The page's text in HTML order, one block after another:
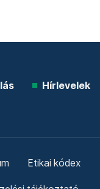
Hírlevelek
Etikai kódex